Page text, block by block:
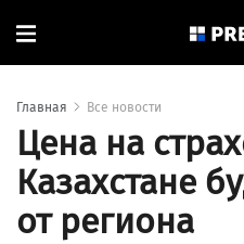
Главная Все новости
Цена на
Казахстане
от региона